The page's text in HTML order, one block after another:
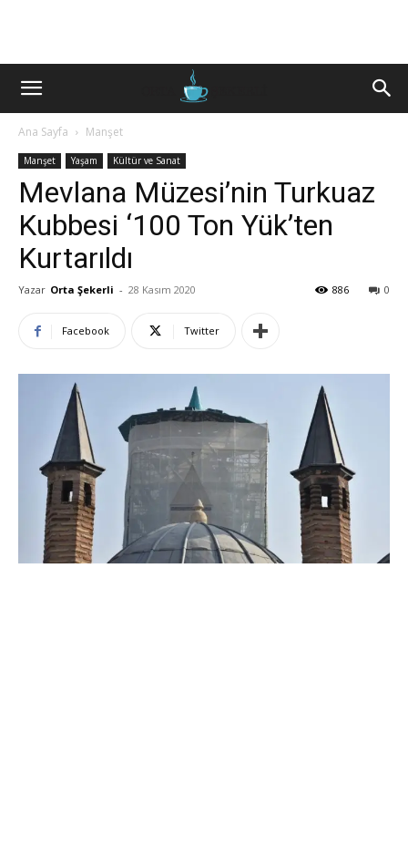
Ana Sayfa Manşet
Manşet Yaşam Kültür ve Sanat
Mevlana Müzesi’nin Turkuaz
Kubbesi ‘100 Ton Yük’ten
Kurtarıldı
Yazar Orta Şekerli - 28 Kasım 2020 0
886
Facebook Twitter